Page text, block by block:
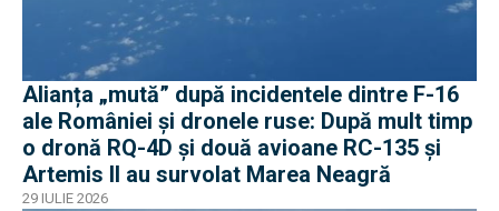
Alianța „mută” după incidentele dintre F-16
ale României și dronele ruse: După mult timp
o dronă RQ-4D și două avioane RC-135 și
Artemis II au survolat Marea Neagră
29 IULIE 2026